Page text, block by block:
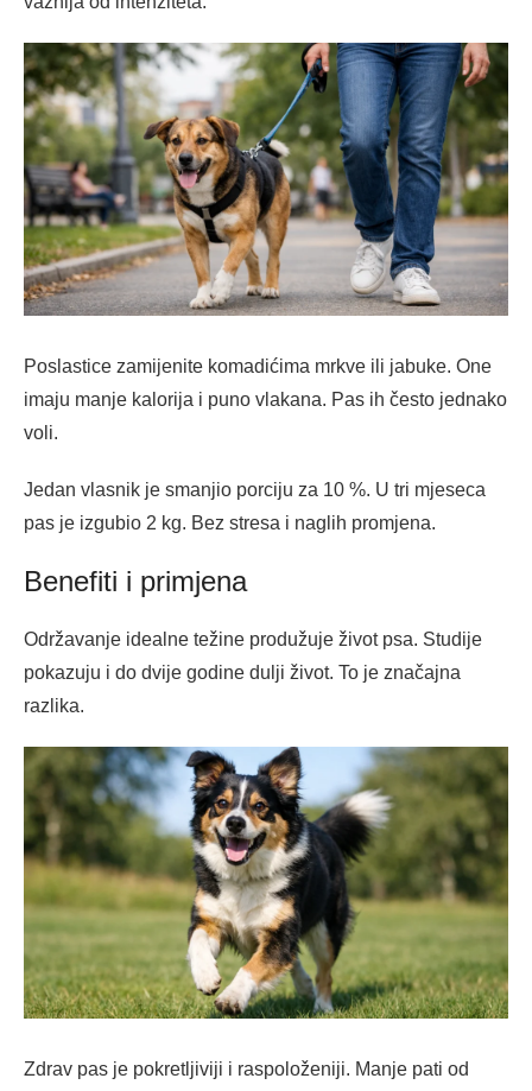
Poslastice zamijenite komadićima mrkve ili jabuke. One
imaju manje kalorija i puno vlakana. Pas ih često jednako
voli.
Jedan vlasnik je smanjio porciju za 10 %. U tri mjeseca
pas je izgubio 2 kg. Bez stresa i naglih promjena.
Benefiti i primjena
Održavanje idealne težine produžuje život psa. Studije
pokazuju i do dvije godine dulji život. To je značajna
razlika.
Zdrav pas je pokretljiviji i raspoloženiji. Manje pati od